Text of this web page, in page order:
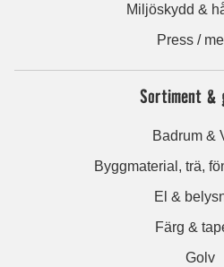
Miljöskydd &
Press /
Sortiment &
Badrum &
Byggmaterial, trä,
El &
Färg &
Golv